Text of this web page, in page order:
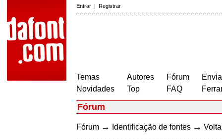
Entrar | Registrar
Temas
Novidades
Autores
Top
Fórum
FAQ
Fórum
Fórum → Identificação de fontes →